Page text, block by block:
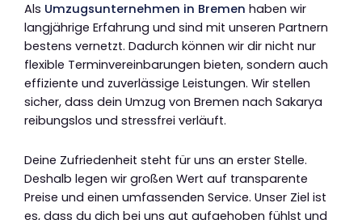
Als Umzugsunternehmen in Bremen haben wir
langjährige Erfahrung und sind mit unseren Partnern
bestens vernetzt. Dadurch können wir dir nicht nur
flexible Terminvereinbarungen bieten, sondern auch
effiziente und zuverlässige Leistungen. Wir stellen
sicher, dass dein Umzug von Bremen nach Sakarya
reibungslos und stressfrei verläuft.
Deine Zufriedenheit steht für uns an erster Stelle.
Deshalb legen wir großen Wert auf transparente
Preise und einen umfassenden Service. Unser Ziel ist
es, dass du dich bei uns gut aufgehoben fühlst und